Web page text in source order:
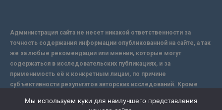
Администрация сайта не несет никакой ответственности за
точность содержания информации опубликованной на сайте, а так
же за любые рекомендации или мнения, которые могут
содержаться в исследовательских публикациях, и за
применимость её к конкретным лицам, по причине
субъективности результатов авторских исследований. Кроме
надежной защиты информации, Сайт не несет ответственности за
Мы используем куки для наилучшего представления